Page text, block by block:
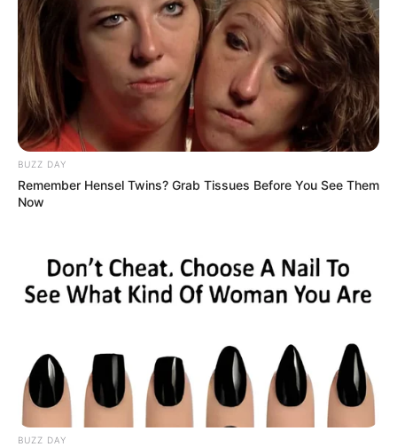
ΑΛΕΞΑΝΔΡΟΣ ΖΕΥΣ Ο
ΑΡΧΗΓΟΣ ΤΩΝ ΕΛ. Ο
ΑΠΟΛΥΤΟΣ ΚΥΡΙΑΡΧΟΣ.
ΕΙΝΑΙ ΕΔΩ, ΕΙΝΑΙ...
ΕΙΜΑΣΤΕ ΣΤΗΝ ΤΕΛΙΚΗ
ΕΥΘΕΙΑ.. ΕΙΝΑΙ ΕΔΩ.. ΕΙΝΑΙ
ΠΡΟΣΤΑΤΕΥΟΥΝ ΚΑΙ...
παρατυπίες και
συγκρούσεις συμφερόντων
BUZZ DAY
Remember Hensel Twins? Grab Tissues Before You See Them
Now
BUZZ DAY